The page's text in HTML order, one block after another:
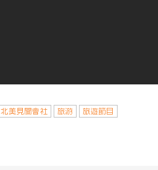
北美見聞會社 旅游 旅遊節目